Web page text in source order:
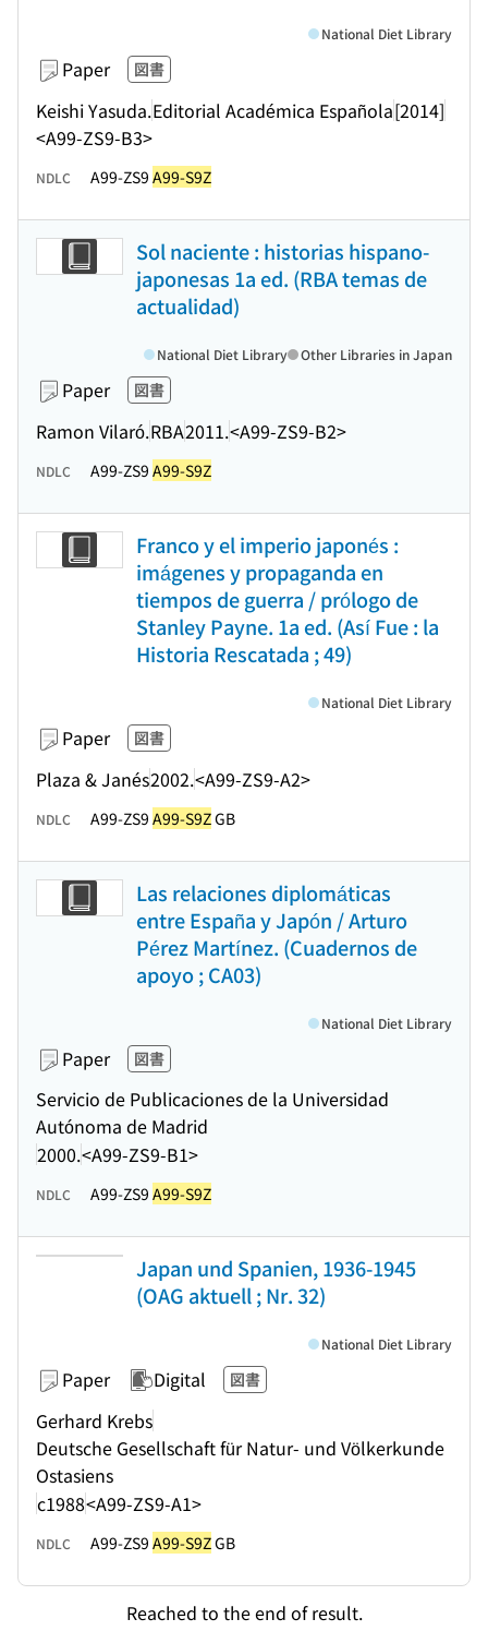
Paper 図書
Keishi Yasuda.Editorial Académica Española[2014]
<A99-ZS9-B3>
National Diet Library
NDLC A99-ZS9 A99-S9Z
Sol naciente : historias hispano-
japonesas 1a ed. (RBA temas de
actualidad)
Paper 図書
Ramon Vilaró.RBA2011.<A99-ZS9-B2>
National Diet Library Other Libraries in Japan
NDLC A99-ZS9 A99-S9Z
Franco y el imperio japonés :
imágenes y propaganda en
tiempos de guerra / prólogo de
Stanley Payne. 1a ed. (Así Fue : la
Historia Rescatada ; 49)
Paper 図書
Plaza & Janés2002.<A99-ZS9-A2>
National Diet Library
NDLC A99-ZS9 A99-S9ZGB
Las relaciones diplomáticas
entre España y Japón / Arturo
Pérez Martínez. (Cuadernos de
apoyo ; CA03)
Paper 図書
Servicio de Publicaciones de la Universidad
Autónoma de Madrid
2000.<A99-ZS9-B1>
National Diet Library
NDLC A99-ZS9 A99-S9Z
Japan und Spanien, 1936-1945
(OAG aktuell ; Nr. 32)
Paper Digital 図書
Gerhard Krebs
Deutsche Gesellschaft für Natur- und Völkerkunde
Ostasiens
c1988<A99-ZS9-A1>
National Diet Library
NDLC A99-ZS9 A99-S9ZGB
Reached to the end of result.